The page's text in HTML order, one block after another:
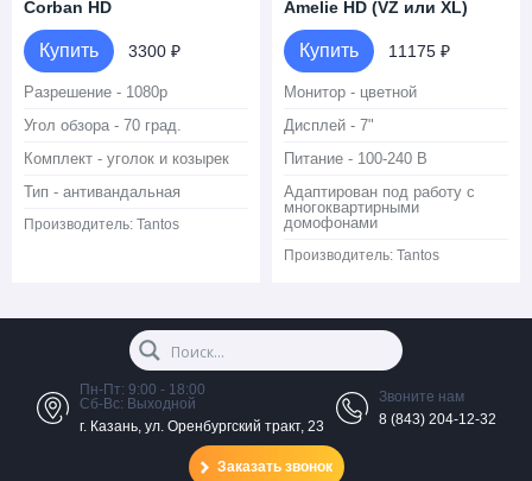
Corban HD
Купить 3300 ₽
Разрешение - 1080p
Угол обзора - 70 град.
Комплект - уголок и козырек
Тип - антивандальная
Производитель: Tantos
Amelie HD (VZ или XL)
Купить 11175 ₽
Монитор - цветной
Дисплей - 7"
Питание - 100-240 В
Адаптирован под работу с
многоквартирными
домофонами
Производитель: Tantos
Пн-Пт: 9:00 - 18:00
Сб-Вс: Выходной
г. Казань, ул. Оренбургский тракт, 23
Звоните нам
8 (843) 204-12-32
Заказать звонок